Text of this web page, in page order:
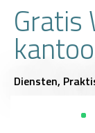
Gratis
Diensten,